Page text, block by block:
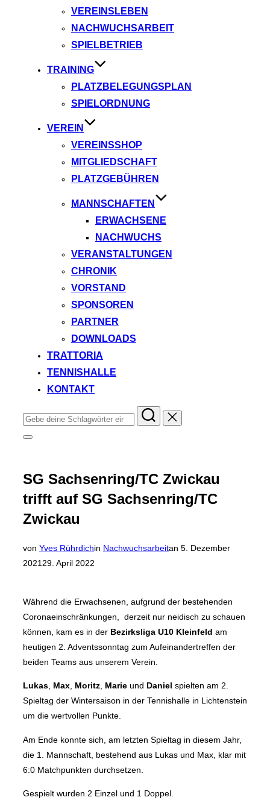
VEREINSLEBEN
NACHWUCHSARBEIT
SPIELBETRIEB
TRAINING
PLATZBELEGUNGSPLAN
SPIELORDNUNG
VEREIN
VEREINSSHOP
MITGLIEDSCHAFT
PLATZGEBÜHREN
MANNSCHAFTEN
ERWACHSENE
NACHWUCHS
VERANSTALTUNGEN
CHRONIK
VORSTAND
SPONSOREN
PARTNER
DOWNLOADS
TRATTORIA
TENNISHALLE
KONTAKT
Suchen
nach:
Seitenleiste
SG Sachsenring/TC Zwickau
trifft auf SG Sachsenring/TC
Zwickau
von Yves Rührdichin Nachwuchsarbeitan Veröffentlicht
5. Dezember
2021 29. April 2022
Während die Erwachsenen, aufgrund der bestehenden
Coronaeinschränkungen, derzeit nur neidisch zu schauen
können, kam es in der Bezirksliga U10 Kleinfeld am
heutigen 2. Adventssonntag zum Aufeinandertreffen der
beiden Teams aus unserem Verein.
Lukas, Max, Moritz, Marie und Daniel spielten am 2.
Spieltag der Wintersaison in der Tennishalle in Lichtenstein
um die wertvollen Punkte.
Am Ende konnte sich, am letzten Spieltag in diesem Jahr,
die 1. Mannschaft, bestehend aus Lukas und Max, klar mit
6:0 Matchpunkten durchsetzen.
Gespielt wurden 2 Einzel und 1 Doppel.